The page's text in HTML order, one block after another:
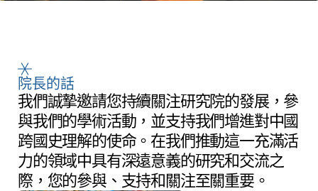
院長的話
我們誠摯邀請您持續關注研究院的發展，參
與我們的學術活動，並支持我們增進對中國
跨國史理解的使命。在我們推動這一充滿活
力的領域中具有深遠意義的研究和交流之
際，您的參與、支持和關注至關重要。